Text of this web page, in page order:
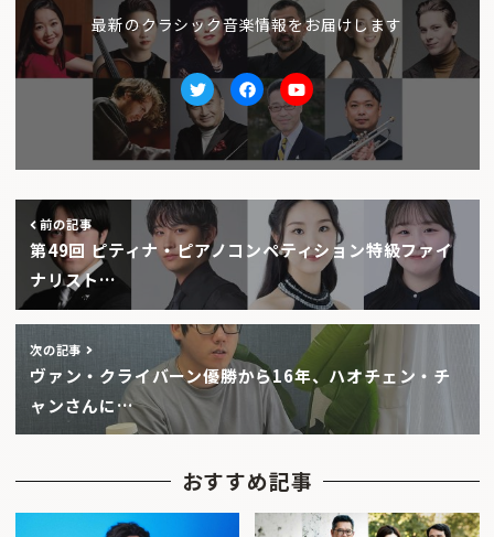
最新のクラシック音楽情報をお届けします
TwitterfacebookYoutube
前の記事
第49回 ピティナ・ピアノコンペティション特級ファイ
ナリスト…
次の記事
ヴァン・クライバーン優勝から16年、ハオチェン・チ
ャンさんに…
おすすめ記事